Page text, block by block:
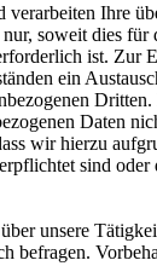
verarbeiten Ihre
nur, soweit dies
ist. Zur
ein
Dritten.
Daten
wir hierzu
sind oder
unsere
befragen.